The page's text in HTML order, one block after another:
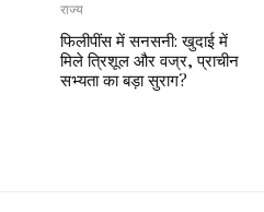
राज्य
फिलीपींस में सनसनी: खुदाई में
मिले त्रिशूल और वज्र, प्राचीन
सभ्यता का बड़ा सुराग?